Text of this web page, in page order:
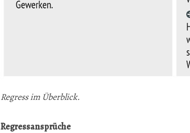
Regress im Überblick.
Regressansprüche